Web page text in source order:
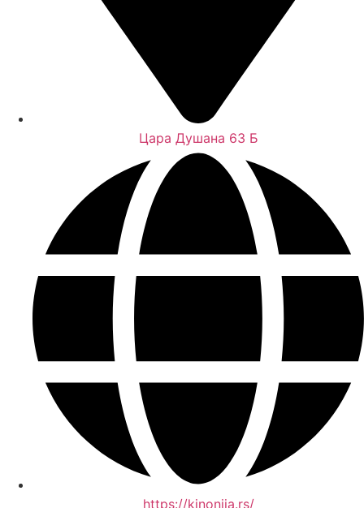
Цара Душана 63 Б
https://kinonija.rs/